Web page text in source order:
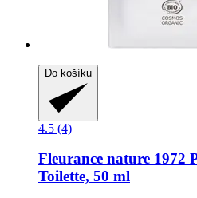
Do košíku
4.5 (4)
Fleurance nature 1972
Toilette, 50 ml